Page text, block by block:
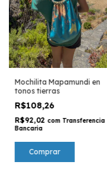
Mochilita Mapamundi en
tonos tierras
R$108,26
R$92,02 com Transferencia
Bancaria